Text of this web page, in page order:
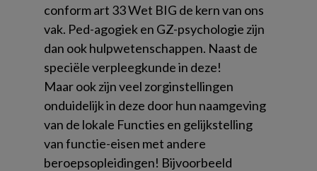
conform art 33 Wet BIG de kern van ons
vak. Ped-agogiek en GZ-psychologie zijn
dan ook hulpwetenschappen. Naast de
speciële verpleegkunde in deze!
Maar ook zijn veel zorginstellingen
onduidelijk in deze door hun naamgeving
van de lokale Functies en gelijkstelling
van functie-eisen met andere
beroepsopleidingen! Bijvoorbeeld